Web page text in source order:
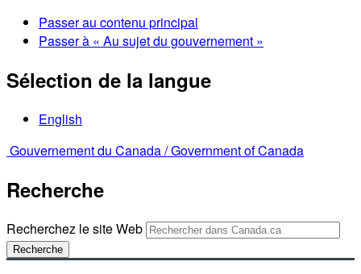
Passer au contenu principal
Passer à « Au sujet du gouvernement »
Sélection de la langue
English
Gouvernement du Canada /Government of Canada
Recherche
Recherchez le site Web
Recherche